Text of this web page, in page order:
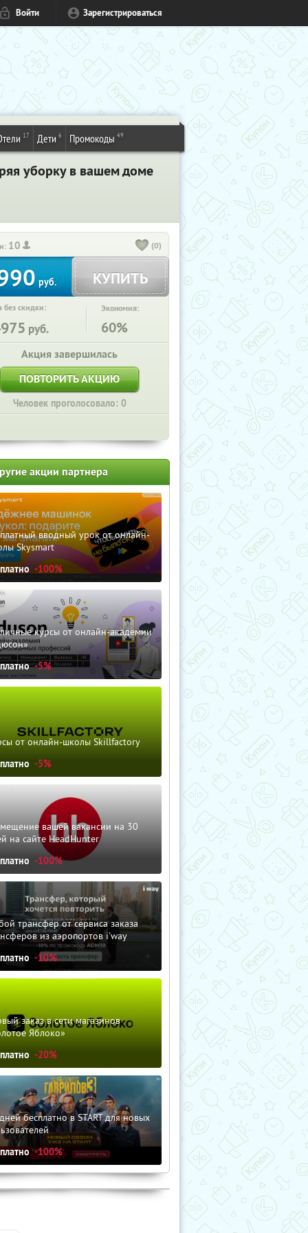
Войти Зарегистрироваться
17 Дети 6 Промокоды 49
уборку в вашем доме
10 (0)
руб. КУПИТЬ
без скидки:
руб.
Экономия:
60%
Акция завершилась
ПОВТОРИТЬ АКЦИЮ
Человек проголосовало: 0
акции партнера
вводный урок от онлайн-
Skysmart
-100%
курсы от онлайн-академии
-5%
от онлайн-школы Skillfactory
-5%
вашей вакансии на 30
на сайте HeadHunter
-100%
трансфер от сервиса заказа
из аэропортов i'way
-10%
заказ в сети магазинов
Яблоко»
-20%
бесплатно в START для новых
-100%